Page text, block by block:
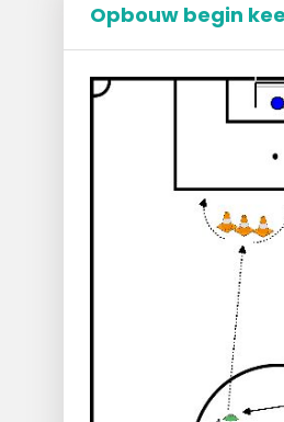
Opbouw begin